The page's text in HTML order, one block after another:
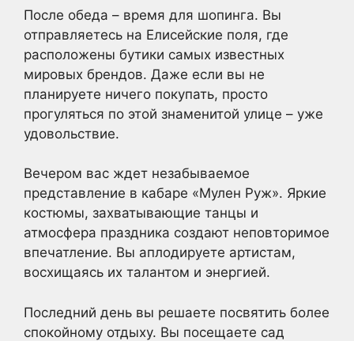
После обеда – время для шопинга. Вы
отправляетесь на Елисейские поля, где
расположены бутики самых известных
мировых брендов. Даже если вы не
планируете ничего покупать, просто
прогуляться по этой знаменитой улице – уже
удовольствие.
Вечером вас ждет незабываемое
представление в кабаре «Мулен Руж». Яркие
костюмы, захватывающие танцы и
атмосфера праздника создают неповторимое
впечатление. Вы аплодируете артистам,
восхищаясь их талантом и энергией.
Последний день вы решаете посвятить более
спокойному отдыху. Вы посещаете сад